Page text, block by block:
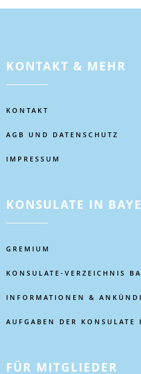
KONTAKT & MEHR
KONTAKT
AGB UND DATENSCHUTZ
IMPRESSUM
KONSULATE IN
GREMIUM
KONSULATE-VERZEICHNIS
INFORMATIONEN &
AUFGABEN DER KONSULATE
FÜR MITGLIEDER